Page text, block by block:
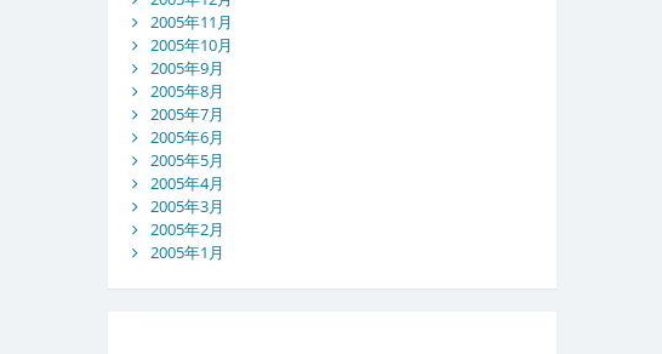
2005年11月
2005年10月
2005年9月
2005年8月
2005年7月
2005年6月
2005年5月
2005年4月
2005年3月
2005年2月
2005年1月